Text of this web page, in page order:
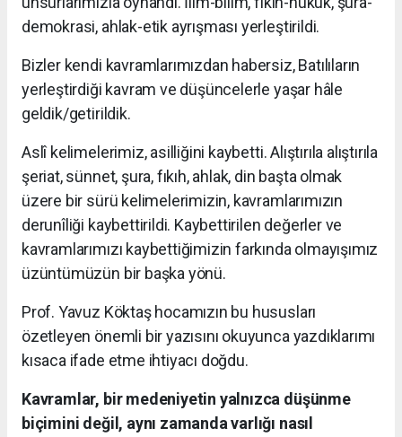
demokrasi, ahlak-etik ayrışması yerleştirildi.
Bizler kendi kavramlarımızdan habersiz, Batılıların
yerleştirdiği kavram ve düşüncelerle yaşar hâle
geldik/getirildik.
Aslî kelimelerimiz, asilliğini kaybetti. Alıştırıla alıştırıla
şeriat, sünnet, şura, fıkıh, ahlak, din başta olmak
üzere bir sürü kelimelerimizin, kavramlarımızın
derunîliği kaybettirildi. Kaybettirilen değerler ve
kavramlarımızı kaybettiğimizin farkında olmayışımız
üzüntümüzün bir başka yönü.
Prof. Yavuz Köktaş hocamızın bu hususları
özetleyen önemli bir yazısını okuyunca yazdıklarımı
kısaca ifade etme ihtiyacı doğdu.
Kavramlar, bir medeniyetin yalnızca düşünme
biçimini değil, aynı zamanda varlığı nasıl